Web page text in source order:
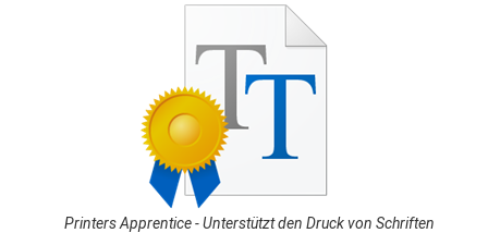
Printers Apprentice - Unterstützt den Druck von Schriften